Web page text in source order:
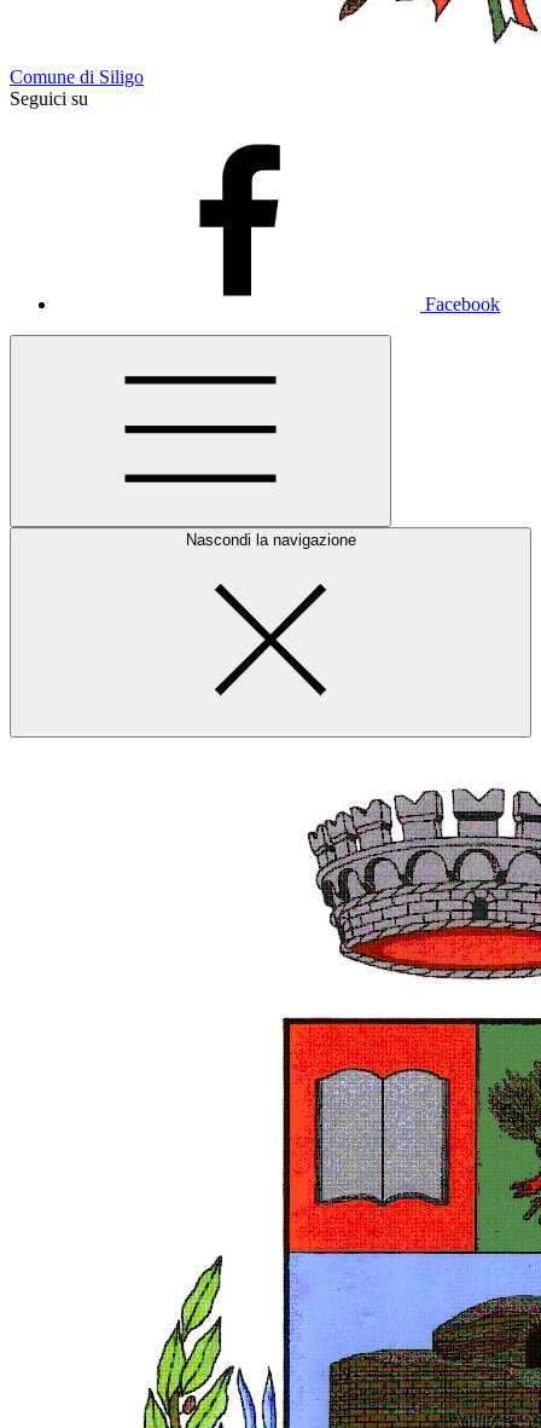
Comune di Siligo
Seguici su
Facebook
Nascondi la navigazione